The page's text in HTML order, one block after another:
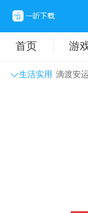
首页 游
生活实用 滴渡安运